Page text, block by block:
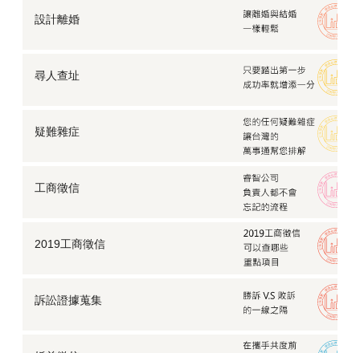
設計離婚
尋人查址
疑難雜症
工商徵信
2019工商徵信
訴訟證據蒐集